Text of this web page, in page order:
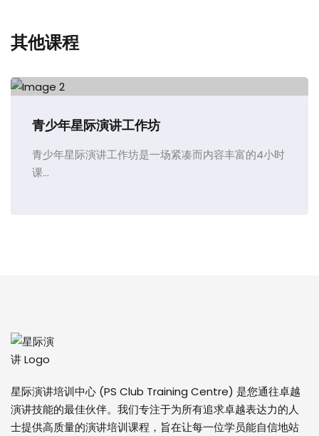
其他课程
青少年星际演讲工作坊
青少年星际演讲工作坊是一场紧凑而内容丰富的4小时
课...
星际演讲培训中心 (PS Club Training Centre) 是您通往卓越
演讲技能的最佳伙伴。我们专注于为所有追求卓越表达力的人
士提供高质量的演讲培训课程，旨在让每一位学员能自信地站